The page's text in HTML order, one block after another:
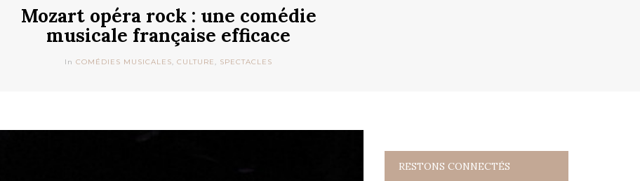
Mozart opéra rock : une comédie
musicale française efficace
In COMÉDIES MUSICALES, CULTURE, SPECTACLES
RESTONS CONNECTÉS